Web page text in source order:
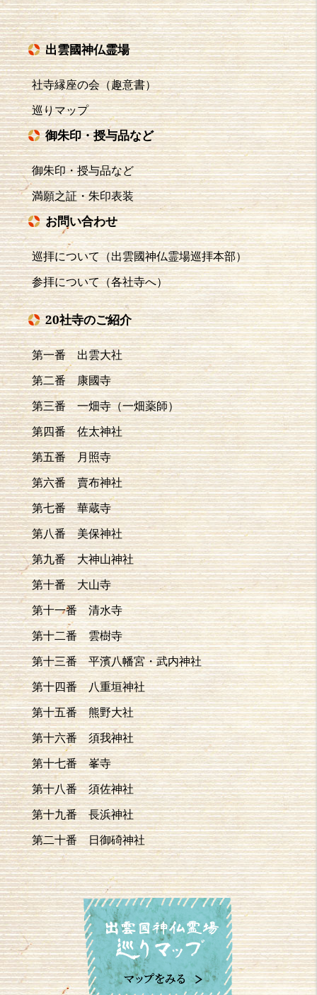
出雲國神仏霊場
社寺縁座の会（趣意書）
巡りマップ
御朱印・授与品など
御朱印・授与品など
満願之証・朱印表装
お問い合わせ
巡拝について（出雲國神仏霊場巡拝本部）
参拝について（各社寺へ）
20社寺のご紹介
第一番 出雲大社
第二番 康國寺
第三番 一畑寺（一畑薬師）
第四番 佐太神社
第五番 月照寺
第六番 賣布神社
第七番 華蔵寺
第八番 美保神社
第九番 大神山神社
第十番 大山寺
第十一番 清水寺
第十二番 雲樹寺
第十三番 平濱八幡宮・武内神社
第十四番 八重垣神社
第十五番 熊野大社
第十六番 須我神社
第十七番 峯寺
第十八番 須佐神社
第十九番 長浜神社
第二十番 日御碕神社